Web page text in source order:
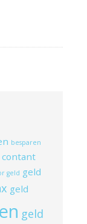
besparen
contant
geld geld
geld
geld